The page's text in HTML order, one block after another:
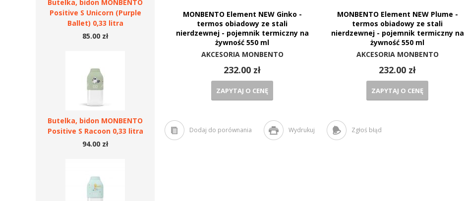
MONBENTO Element NEW Ginko -
termos obiadowy ze stali
nierdzewnej - pojemnik termiczny na
żywność 550 ml
AKCESORIA MONBENTO
232.00 zł
ZAPYTAJ O CENĘ
MONBENTO Element NEW Plume -
termos obiadowy ze stali
nierdzewnej - pojemnik termiczny na
żywność 550 ml
AKCESORIA MONBENTO
232.00 zł
ZAPYTAJ O CENĘ
Dodaj do porównania Wydrukuj Zgłoś błąd
Butelka, bidon MONBENTO
Positive S Unicorn (Purple
Ballet) 0,33 litra
85.00 zł
Butelka, bidon MONBENTO
Positive S Racoon 0,33 litra
94.00 zł